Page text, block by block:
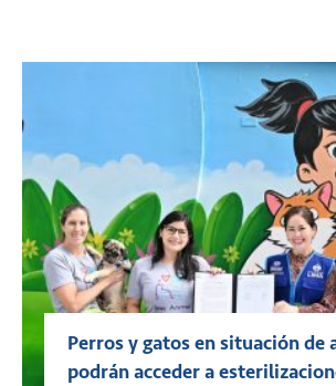
Perros y gatos en situación de
podrán acceder a